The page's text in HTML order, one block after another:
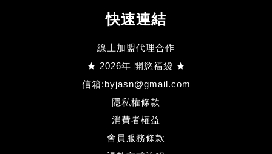
快速連結
線上加盟代理合作
★ 2026年 開慾福袋 ★
信箱:byjasn@gmail.com
隱私權條款
消費者權益
會員服務條款